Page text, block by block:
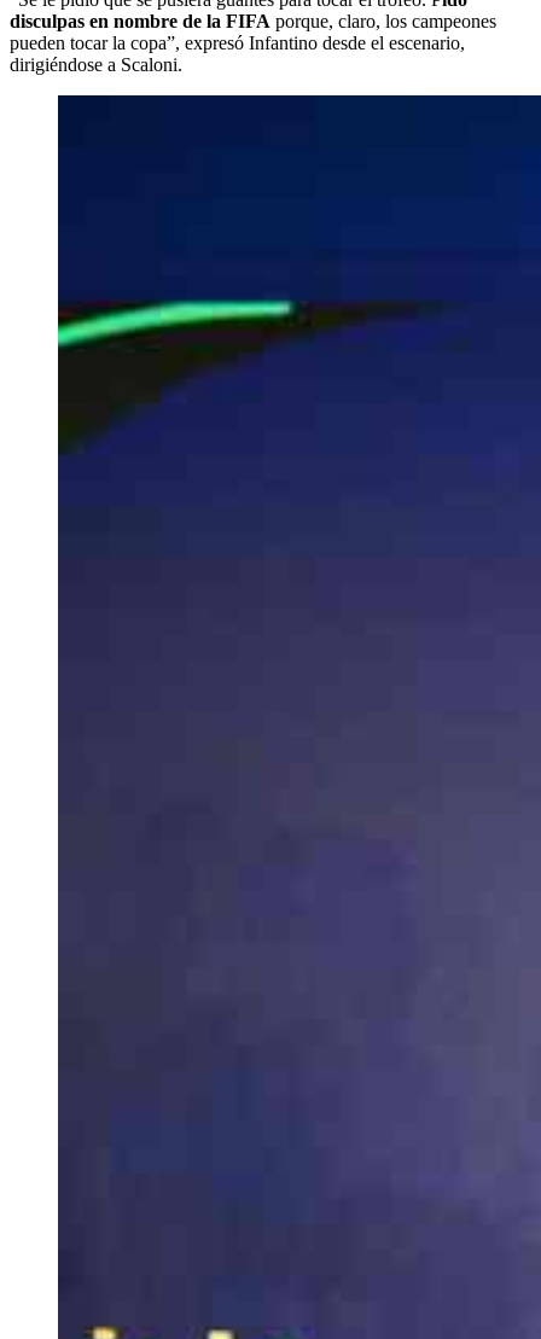
disculpas en nombre de la FIFA porque, claro, los campeones
pueden tocar la copa”, expresó Infantino desde el escenario,
dirigiéndose a Scaloni.